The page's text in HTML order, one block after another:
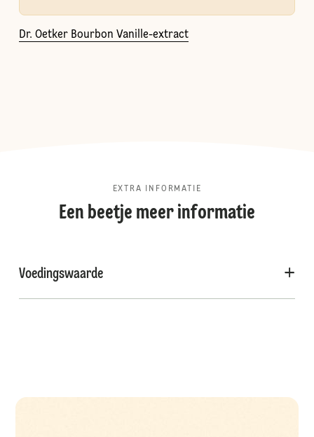
Dr. Oetker Bourbon Vanille-extract
EXTRA INFORMATIE
Een beetje meer informatie
Voedingswaarde